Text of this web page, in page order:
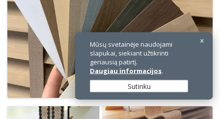
Mūsų svetainėje naudojami
slapukai, siekiant užtikrinti
geriausią patirtį.
Daugiau informacijos.
Sutinku